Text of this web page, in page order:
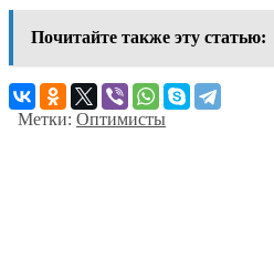
Почитайте также эту статью:
Метки: Оптимисты